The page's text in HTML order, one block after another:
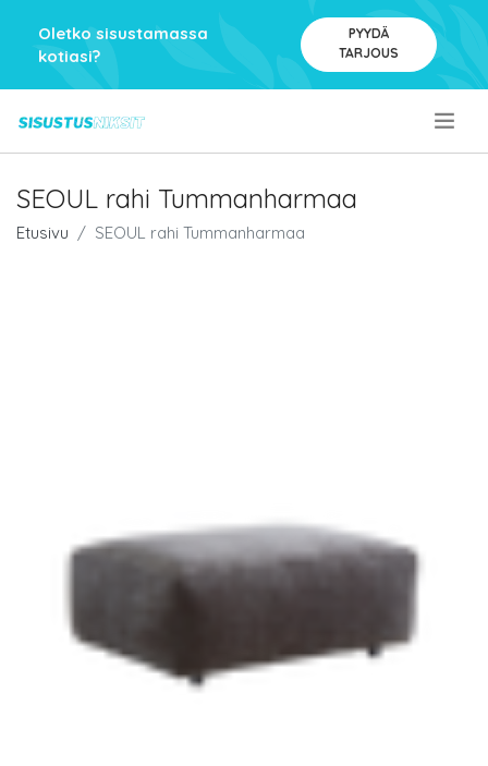
Oletko sisustamassa
kotiasi?
PYYDÄ
TARJOUS
SEOUL rahi Tummanharmaa
Etusivu SEOUL rahi Tummanharmaa